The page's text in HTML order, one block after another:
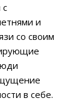
с
и
со своим
в себе.